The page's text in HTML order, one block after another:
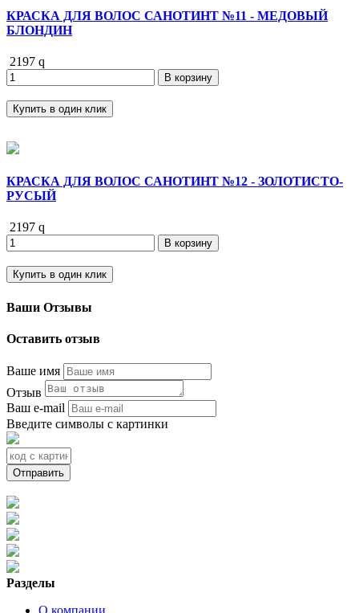
КРАСКА ДЛЯ ВОЛОС САНОТИНТ №11 - MЕДОВЫЙ
БЛОНДИН
2197 q
В корзину
Купить в один клик
КРАСКА ДЛЯ ВОЛОС САНОТИНТ №12 - ЗОЛОТИСТО-
РУСЫЙ
2197 q
В корзину
Купить в один клик
Ваши Отзывы
Оставить отзыв
Ваше имя
Отзыв
Ваш e-mail
Введите символы с картинки
Отправить
Разделы